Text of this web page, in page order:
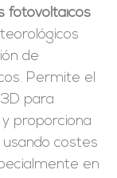
fotovoltaicos
de
Permite el
para
proporciona
usando costes
en